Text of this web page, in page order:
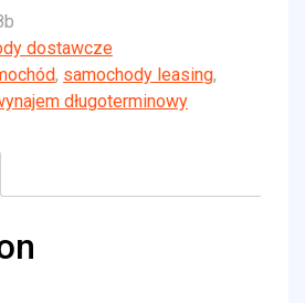
dostawcze
, samochody leasing,
długoterminowy